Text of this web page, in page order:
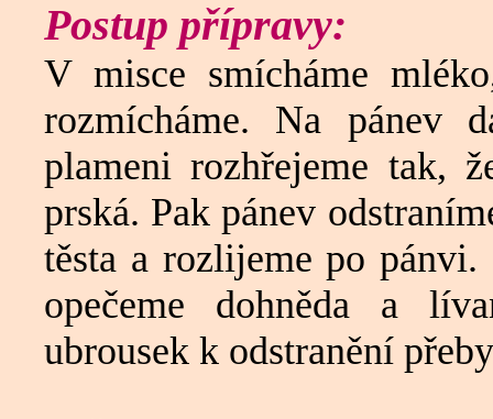
Postup přípravy:
V misce smícháme
rozmícháme. Na pánev
plameni rozhřejeme tak,
prská. Pak pánev
těsta a rozlijeme po pánvi.
opečeme dohněda a
ubrousek k odstranění